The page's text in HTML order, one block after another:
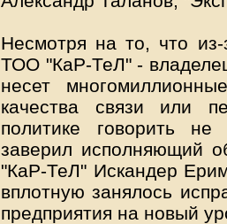
Несмотря на то, что
ТОО "КаР-ТеЛ" -
несет
качества связи или
политике говорить
заверил исполняющий
"КаР-ТеЛ" Искандер
вплотную занялось
предприятия на новый